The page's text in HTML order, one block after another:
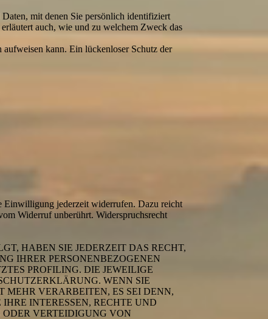
Daten, mit denen Sie persönlich identifiziert
auch, wie und zu welchem Zweck das
kann. Ein lückenloser Schutz der
Einwilligung jederzeit widerrufen. Dazu reicht
Widerruf unberührt. Widerspruchsrecht
HABEN SIE JEDERZEIT DAS RECHT,
IHRER PERSONENBEZOGENEN
PROFILING. DIE JEWEILIGE
WENN SIE
MEHR VERARBEITEN, ES SEI DENN,
INTERESSEN, RECHTE UND
VERTEIDIGUNG VON